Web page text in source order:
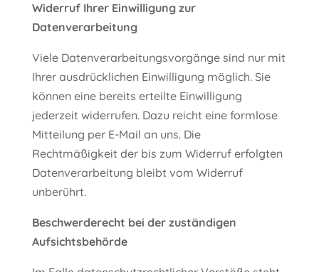
Widerruf Ihrer Einwilligung zur
Datenverarbeitung
Viele Datenverarbeitungsvorgänge sind nur mit
Ihrer ausdrücklichen Einwilligung möglich. Sie
können eine bereits erteilte Einwilligung
jederzeit widerrufen. Dazu reicht eine formlose
Mitteilung per E-Mail an uns. Die
Rechtmäßigkeit der bis zum Widerruf erfolgten
Datenverarbeitung bleibt vom Widerruf
unberührt.
Beschwerderecht bei der zuständigen
Aufsichtsbehörde